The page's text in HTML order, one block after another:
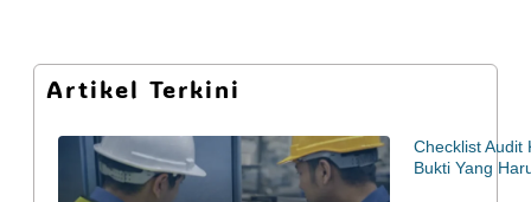
Artikel Terkini
Checklist Audit
Bukti Yang